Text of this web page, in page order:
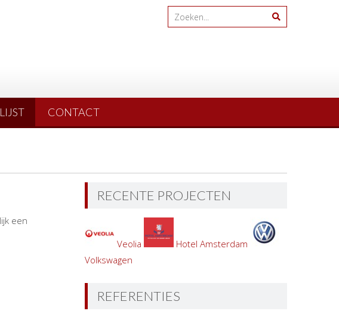
CONTACT
een
RECENTE PROJECTEN
Veolia
Hotel Amsterdam
Volkswagen
REFERENTIES